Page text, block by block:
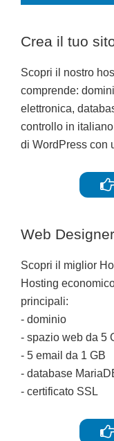
Crea il tuo
Scopri il nostro
comprende:
elettronica,
controllo in
di WordPress con
Web
Scopri il miglior
Hosting
principali:
- dominio
- spazio web da 5
- 5 email da 1 GB
- database
- certificato SSL